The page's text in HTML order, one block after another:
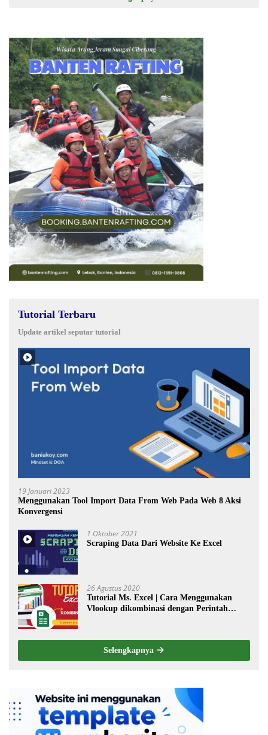
Tutorial Terbaru
Update artikel seputar tutorial
19 Januari 2023
Menggunakan Tool Import Data From Web Pada Web 8 Aksi
Konvergensi
1 Oktober 2021
Scraping Data Dari Website Ke Excel
26 Agustus 2020
Tutorial Ms. Excel | Cara Menggunakan
Vlookup dikombinasi dengan Perintah
Selengkapnya